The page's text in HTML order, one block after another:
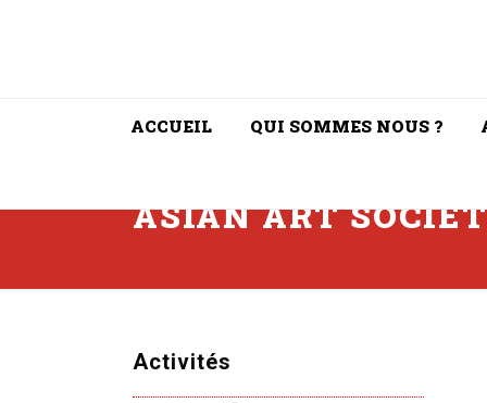
ACCUEIL QUI SOMMES NOUS ?
ASIAN ART
Activités